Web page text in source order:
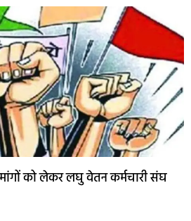
मांगों को लेकर लघु वेतन कर्मचारी संघ